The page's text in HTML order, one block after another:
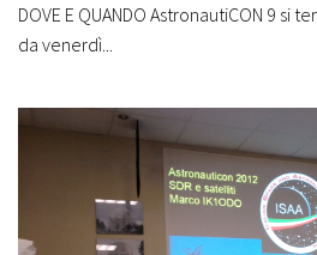
DOVE E QUANDO AstronautiCON 9 si
da venerdì...